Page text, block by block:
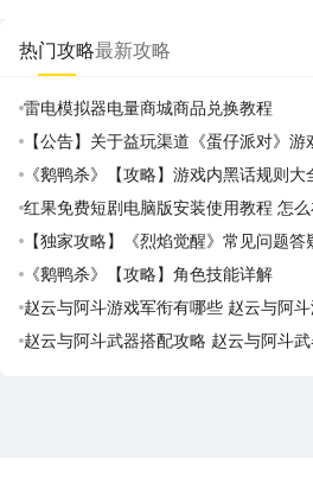
热门攻略最新攻略
雷电模拟器电量商城商品兑换教程
【公告】关于益玩渠道《蛋仔派对》
《鹅鸭杀》【攻略】游戏内黑话规则
红果免费短剧电脑版安装使用教程 怎
【独家攻略】《烈焰觉醒》常见问题答
《鹅鸭杀》【攻略】角色技能详解
赵云与阿斗游戏军衔有哪些 赵云与阿
赵云与阿斗武器搭配攻略 赵云与阿斗